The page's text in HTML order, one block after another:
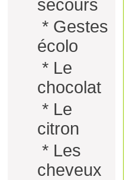
secours
* Gestes
écolo
* Le
chocolat
* Le
citron
* Les
cheveux